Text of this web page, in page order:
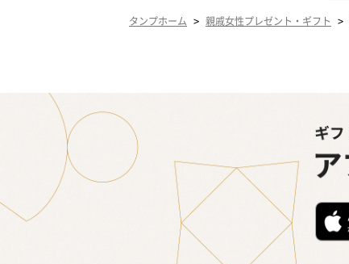
タンプホーム > 親戚女性プレゼント・ギフト >